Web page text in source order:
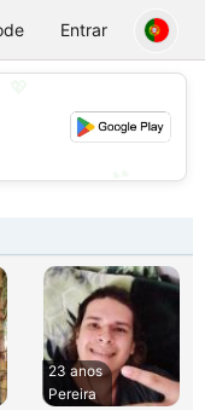
Entrar
23 anos
Pereira